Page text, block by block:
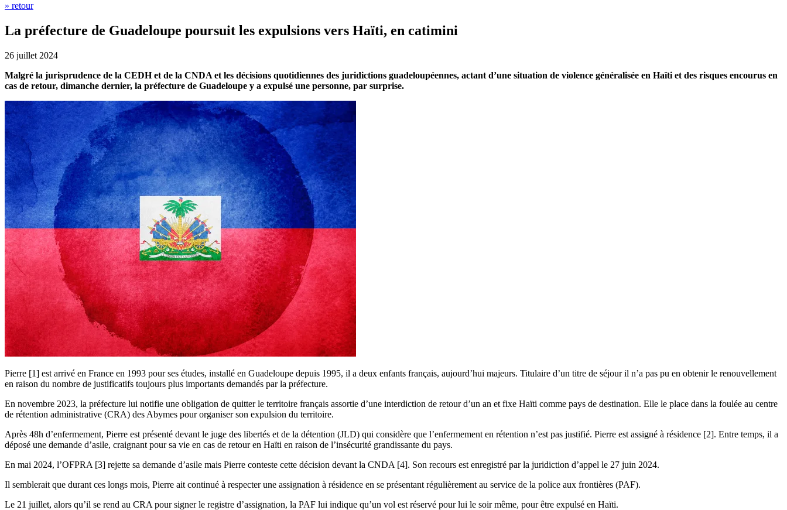
» retour
La préfecture de Guadeloupe poursuit les expulsions vers Haïti, en catimini
26 juillet 2024
Malgré la jurisprudence de la CEDH et de la CNDA et les décisions quotidiennes des juridictions guadeloupéennes, actant d’une situation de violence généralisée en Haïti et des risques encourus en
cas de retour, dimanche dernier, la préfecture de Guadeloupe y a expulsé une personne, par surprise.
Pierre [1] est arrivé en France en 1993 pour ses études, installé en Guadeloupe depuis 1995, il a deux enfants français, aujourd’hui majeurs. Titulaire d’un titre de séjour il n’a pas pu en obtenir le renouvellement
en raison du nombre de justificatifs toujours plus importants demandés par la préfecture.
En novembre 2023, la préfecture lui notifie une obligation de quitter le territoire français assortie d’une interdiction de retour d’un an et fixe Haïti comme pays de destination. Elle le place dans la foulée au centre
de rétention administrative (CRA) des Abymes pour organiser son expulsion du territoire.
Après 48h d’enfermement, Pierre est présenté devant le juge des libertés et de la détention (JLD) qui considère que l’enfermement en rétention n’est pas justifié. Pierre est assigné à résidence [2]. Entre temps, il a
déposé une demande d’asile, craignant pour sa vie en cas de retour en Haïti en raison de l’insécurité grandissante du pays.
En mai 2024, l’OFPRA [3] rejette sa demande d’asile mais Pierre conteste cette décision devant la CNDA [4]. Son recours est enregistré par la juridiction d’appel le 27 juin 2024.
Il semblerait que durant ces longs mois, Pierre ait continué à respecter une assignation à résidence en se présentant régulièrement au service de la police aux frontières (PAF).
Le 21 juillet, alors qu’il se rend au CRA pour signer le registre d’assignation, la PAF lui indique qu’un vol est réservé pour lui le soir même, pour être expulsé en Haïti.